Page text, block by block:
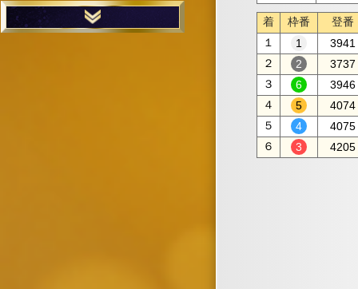
着 枠番
登番
１
3941
２
3737
３
3946
４
4074
５
4075
６
4205